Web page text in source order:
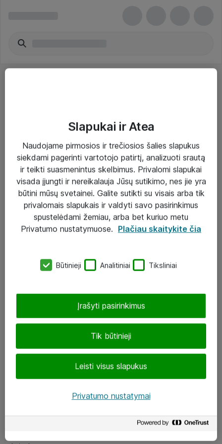
Paslaugos
Sprendimai
Įgyvendinti projektai
Atea ekspertų patarimai verslui
eShop@atea.lt
LinkedIn
Slapukai ir Atea
Naudojame pirmosios ir trečiosios šalies slapukus
siekdami pagerinti vartotojo patirtį, analizuoti srautą
ir teikti suasmenintus skelbimus. Privalomi slapukai
visada įjungti ir nereikalauja Jūsų sutikimo, nes jie yra
būtini mūsų svetainei. Galite sutikti su visais arba tik
privalomais slapukais ir valdyti savo pasirinkimus
spustelėdami žemiau, arba bet kuriuo metu
Privatumo nustatymuose. Plačiau skaitykite čia
Būtinieji Analitiniai Tiksliniai
Tik būtinieji
Leisti visus slapukus
Įrašyti pasirinkimus
Privatumo nustatymai